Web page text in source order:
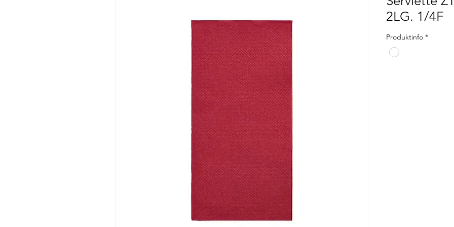
2LG. 1/4F
Produktinfo *